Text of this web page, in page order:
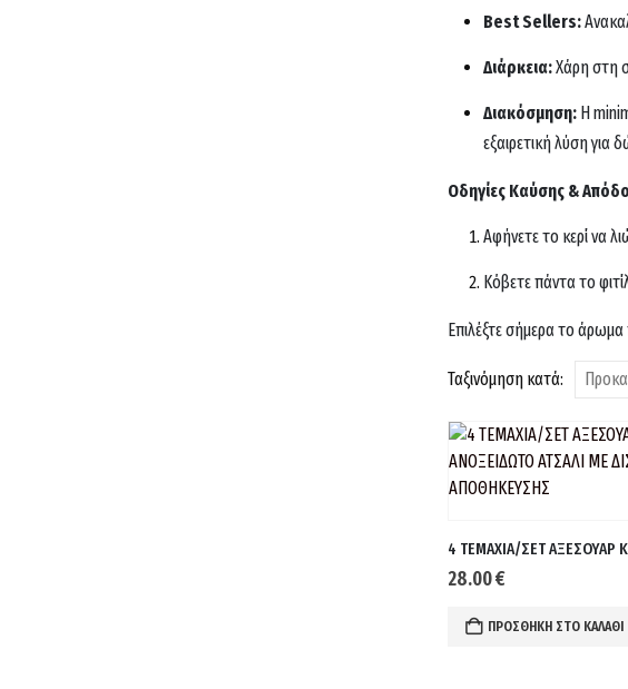
Best Sellers:
Διάρκεια:Χάρη στη
Διακόσμηση: Η
εξαιρετική λύση
Οδηγίες Καύσης &
Αφήνετε το κερί να
Κόβετε πάντα το
Επιλέξτε σήμερα το άρωμα
Ταξινόμηση κατά:
28.00€
ΠΡΟΣΘΉΚΗ ΣΤΟ ΚΑΛΆΘΙ